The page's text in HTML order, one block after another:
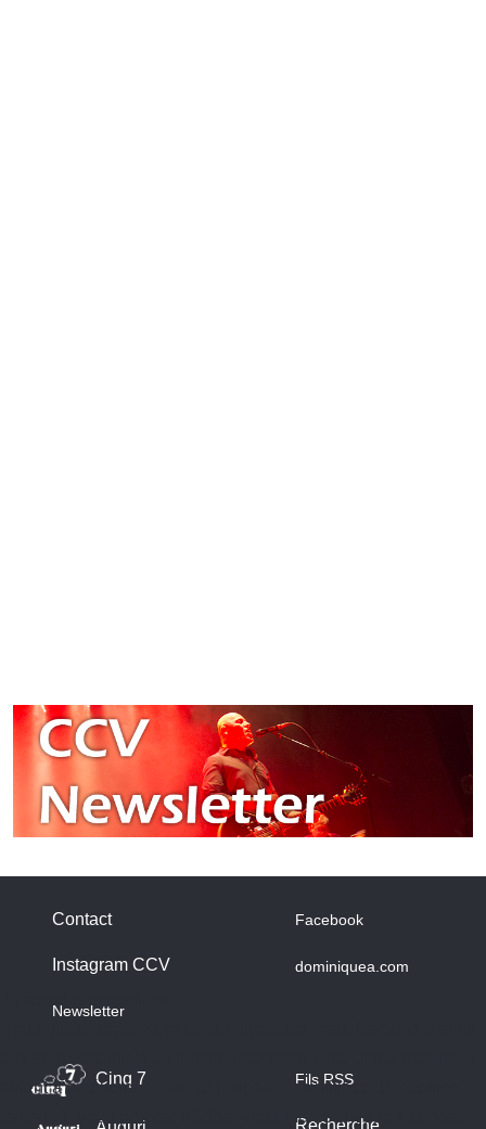
Contact
Instagram CCV
Newsletter
Facebook
dominiquea.com
Cinq 7 Fils RSS
Recherche
aident à améliorer ce site et l’expérience utilisateur (cookies
traceurs). Vous pouvez décider vous-même si vous autorisez